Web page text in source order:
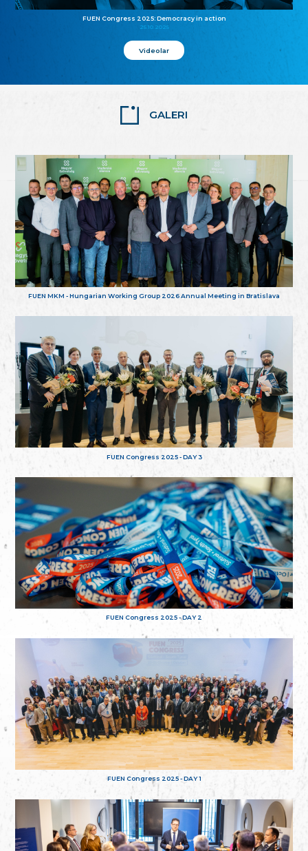
FUEN Congress 2025: Democracy in action
25.10.2025
Videolar
GALERI
FUEN MKM - Hungarian Working Group 2026 Annual Meeting in Bratislava
FUEN Congress 2025 - DAY 3
FUEN Congress 2025 - DAY 2
FUEN Congress 2025 - DAY 1